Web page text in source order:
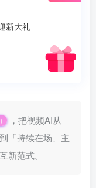
新大礼
，把视频AI从
「持续在场、主
新范式。